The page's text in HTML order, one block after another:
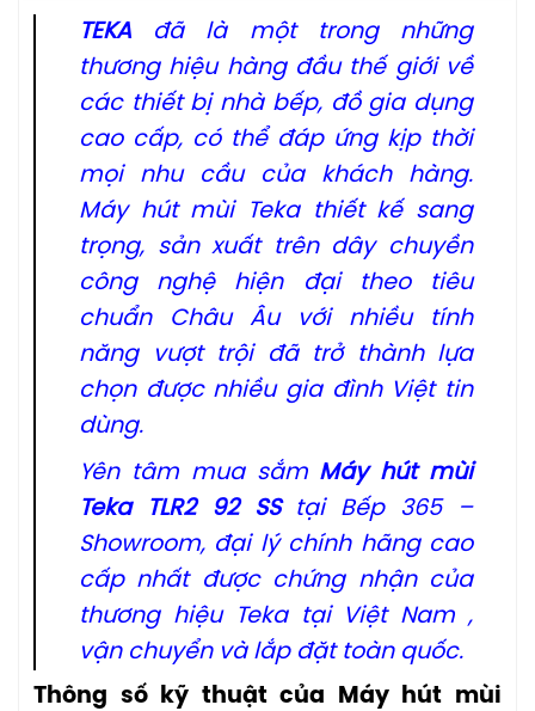
TEKA đã là một trong những
thương hiệu hàng đầu thế giới về
các thiết bị nhà bếp, đồ gia dụng
cao cấp, có thể đáp ứng kịp thời
mọi nhu cầu của khách hàng.
Máy hút mùi Teka thiết kế sang
trọng, sản xuất trên dây chuyền
công nghệ hiện đại theo tiêu
chuẩn Châu Âu với nhiều tính
năng vượt trội đã trở thành lựa
chọn được nhiều gia đình Việt tin
dùng.
Yên tâm mua sắm Máy hút mùi
Teka TLR2 92 SStại Bếp 365 –
Showroom, đại lý chính hãng cao
cấp nhất được chứng nhận của
thương hiệu Teka tại Việt Nam ,
vận chuyển và lắp đặt toàn quốc.
Thông số kỹ thuật của Máy hút mùi